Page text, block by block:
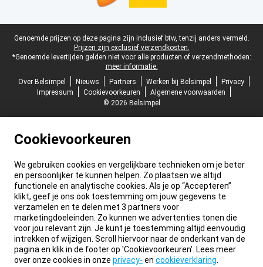
Juridische voettekst
Genoemde prijzen op deze pagina zijn inclusief btw, tenzij anders vermeld.
Prijzen zijn exclusief verzendkosten.
*Genoemde levertijden gelden niet voor alle producten of verzendmethoden:
meer informatie.
Over Belsimpel
Nieuws Partners Werken bij Belsimpel
Privacy
Impressum
Cookievoorkeuren
Algemene voorwaarden
© 2026 Belsimpel
Cookievoorkeuren
We gebruiken cookies en vergelijkbare technieken om je beter
en persoonlijker te kunnen helpen. Zo plaatsen we altijd
functionele en analytische cookies. Als je op “Accepteren”
klikt, geef je ons ook toestemming om jouw gegevens te
verzamelen en te delen met 3 partners voor
marketingdoeleinden. Zo kunnen we advertenties tonen die
voor jou relevant zijn. Je kunt je toestemming altijd eenvoudig
intrekken of wijzigen. Scroll hiervoor naar de onderkant van de
pagina en klik in de footer op 'Cookievoorkeuren'. Lees meer
over onze cookies in onze privacy- en cookieverklaring